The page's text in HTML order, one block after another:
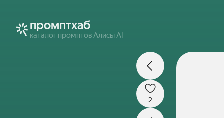
промптхаб
каталог промптов Алисы AI
2